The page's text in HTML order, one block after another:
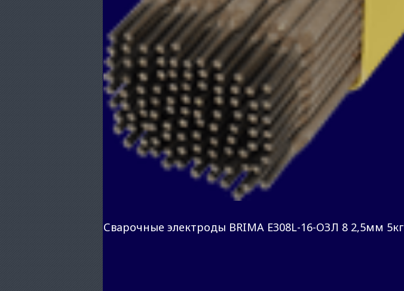
Сварочные электроды BRIMA E308L-16-ОЗЛ 8 2,5мм 5кг